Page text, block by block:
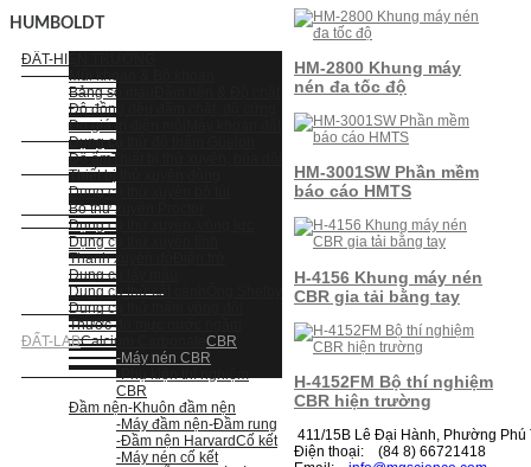
HUMBOLDT
ĐẤT-HIỆN TRƯỜNG
Mũi khoan & Bộ khoan
Bảng so màu
Độ đồng đều đầm chặt, độ cứng
Đo giá trị điện môi
Dụng cụ thử độ thấm Guelph
Độ ẩmThiết bị thử xuyên, búa đôi
Thiết bị thử xuyên động
Dụng cụ thử xuyên bỏ túi
Bộ thử xuyên Proctor
Dụng cụ thử xuyên, vòng lực
Dụng cụ thử xuyên tĩnh
Thanh xuyên dò
Dụng cụ lấy mẫu
Dụng cụ thử cắt cánh
Dụng cụ thử thấm vòng đôi
Thước đo mực nước ngầm
ĐẤT-LABCalcium Carbonate CBR
-Máy nén CBR
-Phụ kiện thí nghiệm
CBR
Đầm nện-Khuôn đầm nện
-Máy đầm nện-Đầm rung
-Đầm nện HarvardCố kết
-Máy nén cố kết
HM-2800 Khung máy
nén đa tốc độ
HM-3001SW Phần mềm
báo cáo HMTS
H-4156 Khung máy nén
CBR gia tải bằng tay
H-4152FM Bộ thí nghiệm
CBR hiện trường
411/15B Lê Đại Hành, Phường Phú
Điện thoại: (84 8) 66721418